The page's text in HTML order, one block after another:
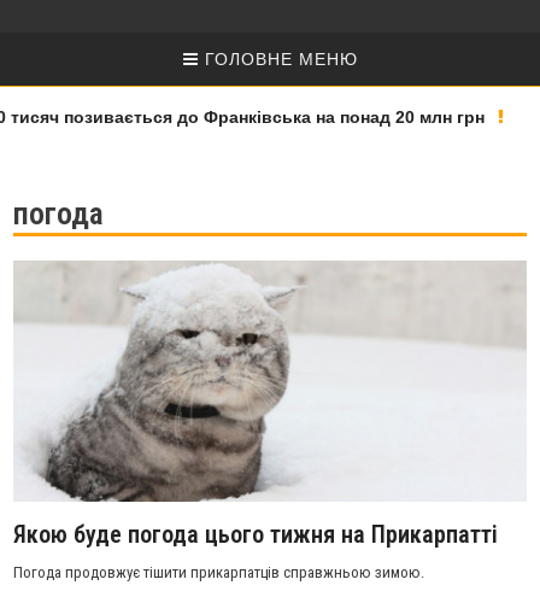
ГОЛОВНЕ МЕНЮ
позивається до Франківська на понад 20 млн грн
погода
Якою буде погода цього тижня на Прикарпатті
Погода продовжує тішити прикарпатців справжньою зимою.